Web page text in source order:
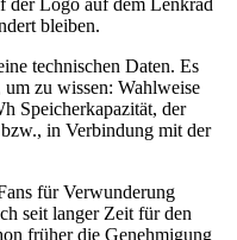
der Logo auf dem Lenkrad
bleiben.
technischen Daten. Es
zu wissen: Wahlweise
Speicherkapazität, der
in Verbindung mit der
für Verwunderung
seit langer Zeit für den
früher die Genehmigung